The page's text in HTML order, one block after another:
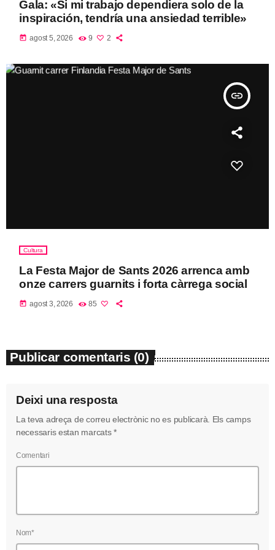
Gala: «Si mi trabajo dependiera solo de la
inspiración, tendría una ansiedad terrible»
today agost 5, 2026 9 2
insert_link
Cultura
La Festa Major de Sants 2026 arrenca amb
onze carrers guarnits i forta càrrega social
today agost 3, 2026 85
Publicar comentaris (0)
Deixi una resposta
La teva adreça de correu electrònic no es publicarà. Els camps
necessaris estan marcats *
Comentari
Nom*